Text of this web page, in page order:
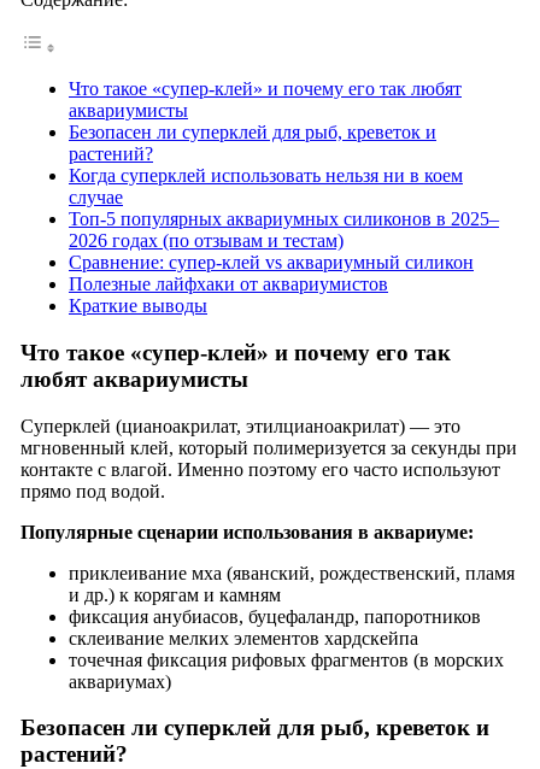
Что такое «супер-клей» и почему его так любят
аквариумисты
Безопасен ли суперклей для рыб, креветок и
растений?
Когда суперклей использовать нельзя ни в коем
случае
Топ-5 популярных аквариумных силиконов в 2025–
2026 годах (по отзывам и тестам)
Сравнение: супер-клей vs аквариумный силикон
Полезные лайфхаки от аквариумистов
Краткие выводы
Что такое «супер-клей» и почему его так
любят аквариумисты
Суперклей (цианоакрилат, этилцианоакрилат) — это
мгновенный клей, который полимеризуется за секунды при
контакте с влагой. Именно поэтому его часто используют
прямо под водой.
Популярные сценарии использования в аквариуме:
приклеивание мха (яванский, рождественский, пламя
и др.) к корягам и камням
фиксация анубиасов, буцефаландр, папоротников
склеивание мелких элементов хардскейпа
точечная фиксация рифовых фрагментов (в морских
аквариумах)
Безопасен ли суперклей для рыб, креветок и
растений?